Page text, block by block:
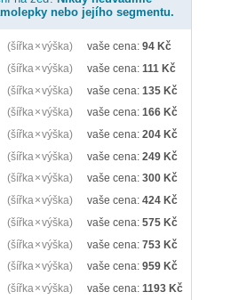
nebo jejího segmentu.
(šířka × výška) vaše cena: 94 Kč
(šířka × výška) vaše cena: 111 Kč
(šířka × výška) vaše cena: 135 Kč
(šířka × výška) vaše cena: 166 Kč
(šířka × výška) vaše cena: 204 Kč
(šířka × výška) vaše cena: 249 Kč
(šířka × výška) vaše cena: 300 Kč
(šířka × výška) vaše cena: 424 Kč
(šířka × výška) vaše cena: 575 Kč
(šířka × výška) vaše cena: 753 Kč
(šířka × výška) vaše cena: 959 Kč
(šířka × výška) vaše cena: 1193 Kč